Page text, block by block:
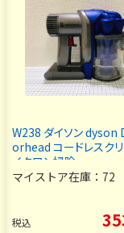
W238 ダイソン
orhead コードレスク
イクロン掃除
マイストア在庫： 72
税込